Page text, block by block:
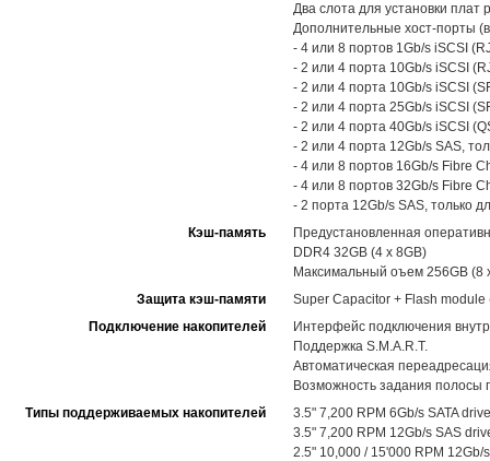
Два слота для установки
Дополнительные хост-порты
- 4 или 8 портов 1Gb/s iSCSI
- 2 или 4 порта 10Gb/s iSCSI
- 2 или 4 порта 10Gb/s iSCSI
- 2 или 4 порта 25Gb/s iSCSI
- 2 или 4 порта 40Gb/s iSCSI
- 2 или 4 порта 12Gb/s SAS,
- 4 или 8 портов 16Gb/s Fibre
- 4 или 8 портов 32Gb/s Fibre
- 2 порта 12Gb/s SAS, только
Кэш-память
Предустановленная
DDR4 32GB (4 x 8GB)
Максимальный оъем 256GB (8
Защита кэш-памяти
Super Capacitor + Flash
Подключение накопителей
Интерфейс подключения
Поддержка S.M.A.R.T.
Автоматическая
Возможность задания полосы
Типы поддерживаемых накопителей
3.5" 7,200 RPM 6Gb/s SATA
3.5" 7,200 RPM 12Gb/s SAS
2.5" 10,000 / 15'000 RPM 12Gb/